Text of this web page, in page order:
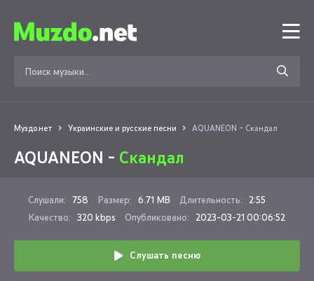
Муздо.нет Украинские и русские песни AQUANEON - Скандал
AQUANEON - Скандал
Слушали: 758 Размер: 6.71 MB Длительность: 2:55
Качество: 320 kbps Опубликовано: 2023-03-21 00:06:52
Слушать песню